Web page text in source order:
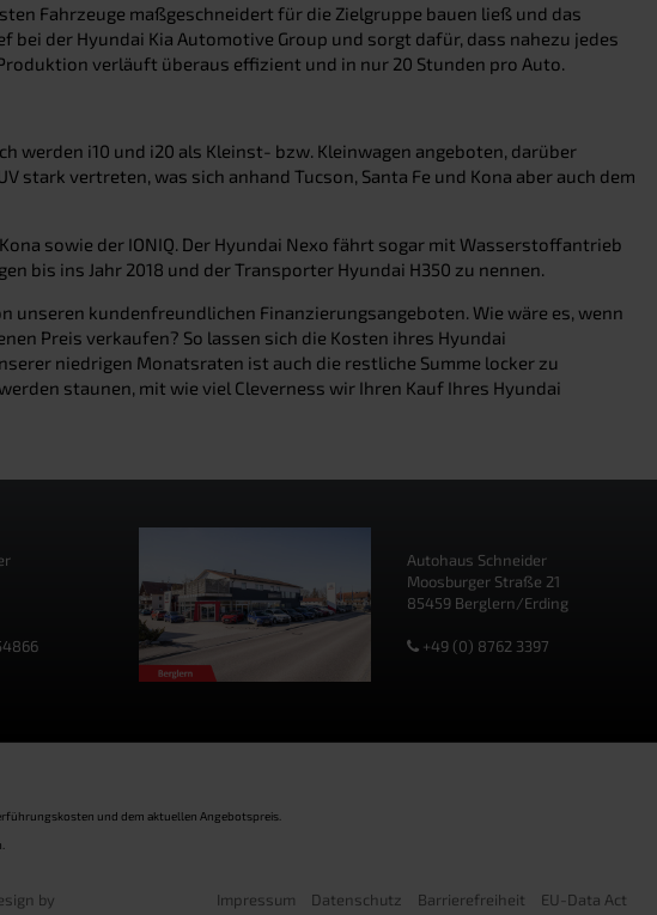
Fahrzeuge maßgeschneidert für die Zielgruppe bauen ließ und das
der Hyundai Kia Automotive Group und sorgt dafür, dass nahezu jedes
verläuft überaus effizient und in nur 20 Stunden pro Auto.
werden i10 und i20 als Kleinst- bzw. Kleinwagen angeboten, darüber
stark vertreten, was sich anhand Tucson, Santa Fe und Kona aber auch dem
sowie der IONIQ. Der Hyundai Nexo fährt sogar mit Wasserstoffantrieb
bis ins Jahr 2018 und der Transporter Hyundai H350 zu nennen.
unseren kundenfreundlichen Finanzierungsangeboten. Wie wäre es, wenn
Preis verkaufen? So lassen sich die Kosten ihres Hyundai
niedrigen Monatsraten ist auch die restliche Summe locker zu
staunen, mit wie viel Cleverness wir Ihren Kauf Ihres Hyundai
Autohaus Schneider
Moosburger Straße 21
85459 Berglern/Erding
+49 (0) 8762 3397
und dem aktuellen Angebotspreis.
by
Impressum Datenschutz Barrierefreiheit
EU-Data Act